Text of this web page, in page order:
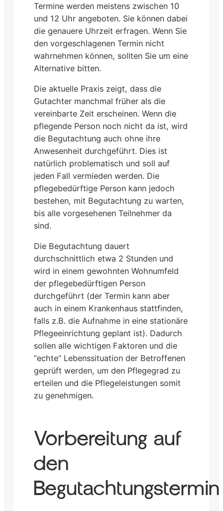
Termine werden meistens zwischen 10
und 12 Uhr angeboten. Sie können dabei
die genauere Uhrzeit erfragen. Wenn Sie
den vorgeschlagenen Termin nicht
wahrnehmen können, sollten Sie um eine
Alternative bitten.
Die aktuelle Praxis zeigt, dass die
Gutachter manchmal früher als die
vereinbarte Zeit erscheinen. Wenn die
pflegende Person noch nicht da ist, wird
die Begutachtung auch ohne ihre
Anwesenheit durchgeführt. Dies ist
natürlich problematisch und soll auf
jeden Fall vermieden werden. Die
pflegebedürftige Person kann jedoch
bestehen, mit Begutachtung zu warten,
bis alle vorgesehenen Teilnehmer da
sind.
Die Begutachtung dauert
durchschnittlich etwa 2 Stunden und
wird in einem gewohnten Wohnumfeld
der pflegebedürftigen Person
durchgeführt (der Termin kann aber
auch in einem Krankenhaus stattfinden,
falls z.B. die Aufnahme in eine stationäre
Pflegeeinrichtung geplant ist). Dadurch
sollen alle wichtigen Faktoren und die
“echte“ Lebenssituation der Betroffenen
geprüft werden, um den Pflegegrad zu
erteilen und die Pflegeleistungen somit
zu genehmigen.
Vorbereitung auf
den
Begutachtungstermin